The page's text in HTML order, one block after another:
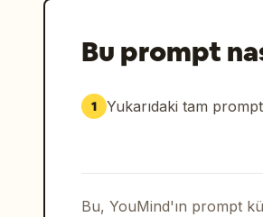
Bu prompt
1 Yukarıdaki tam
Bu, YouMind'ın prompt